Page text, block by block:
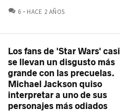
6 COMENTARIOS
HACE 2 AÑOS
Los fans de 'Star Wars' casi
se llevan un disgusto más
grande con las precuelas.
Michael Jackson quiso
interpretar a uno de sus
personajes más odiados